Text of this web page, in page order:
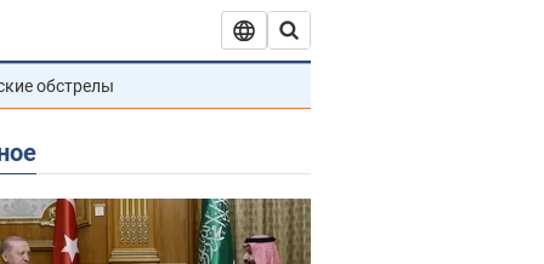
обстрелы